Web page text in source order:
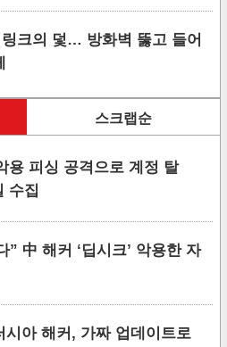
크의 덫… 방화벽 뚫고 들어
스크랩순
피싱 공격으로 계정 탈
수집
” 中 해커 ‘딥시크’ 악용한 자
시아 해커, 가짜 업데이트로